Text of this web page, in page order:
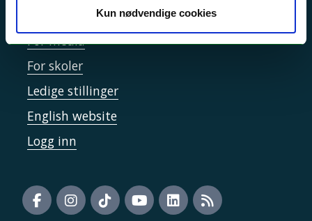
Kun nødvendige cookies
Kontakt UiT
For media
For skoler
Ledige stillinger
English website
Logg inn